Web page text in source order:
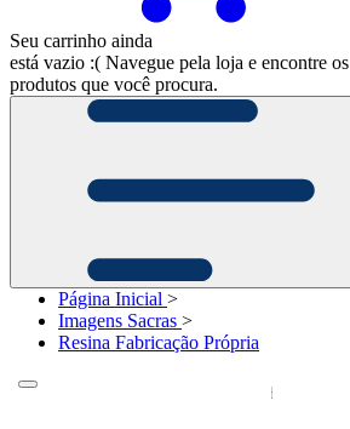
Seu carrinho ainda
está vazio :( Navegue pela loja e encontre os
produtos que você procura.
Página Inicial >
Imagens Sacras >
Resina Fabricação Própria